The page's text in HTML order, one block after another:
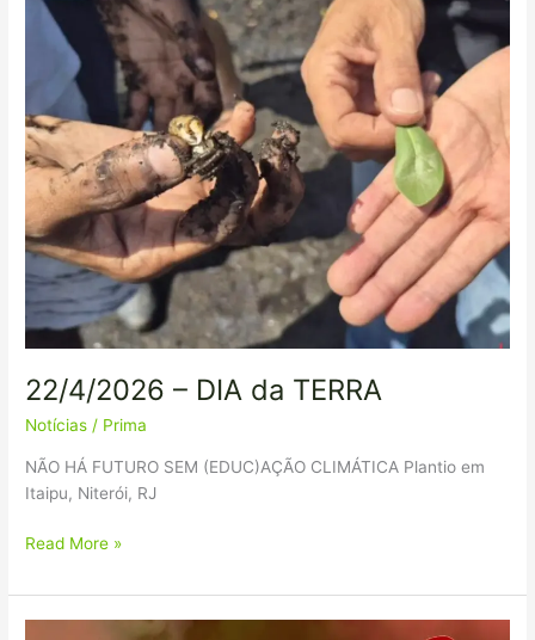
22/4/2026 – DIA da TERRA
Notícias / Prima
NÃO HÁ FUTURO SEM (EDUC)AÇÃO CLIMÁTICA Plantio em
Itaipu, Niterói, RJ
TERRA
Read More »